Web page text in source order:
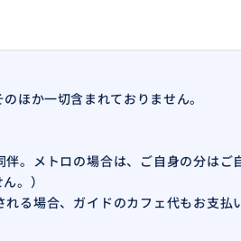
。
刻をされた場合は、当日キャンセル
際、朝9h前の集合をご希望の場合
ほか一切含まれておりません。
。メトロの場合は、ご自身の分はご
。）
れる場合、ガイドのカフェ代もお支払